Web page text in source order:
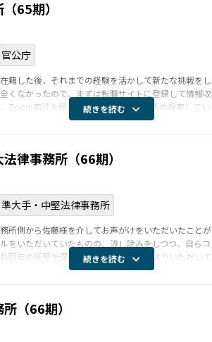
65期）
官公庁
籍した後、それまでの経験を活かして新たな挑戦を
くなかったので、まずは転職サイトに登録して情報
Zoom面談を経て、私に合う法律事務所の提案して
続きを読む
律事務所（66期）
準大手・中堅法律事務所
所側から佐藤様を介してお声がけをいただいたこと
をいただいていたものの、流し読みをしつつ、自ら
固有の経歴を深く理解されたうえでお送りいただい
続きを読む
（66期）